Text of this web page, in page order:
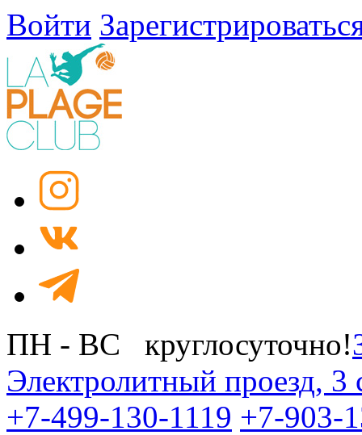
Войти
ПН - ВС круглосуточно!
Электролитный проезд, 3
+7-499-130-1119 +7-903-